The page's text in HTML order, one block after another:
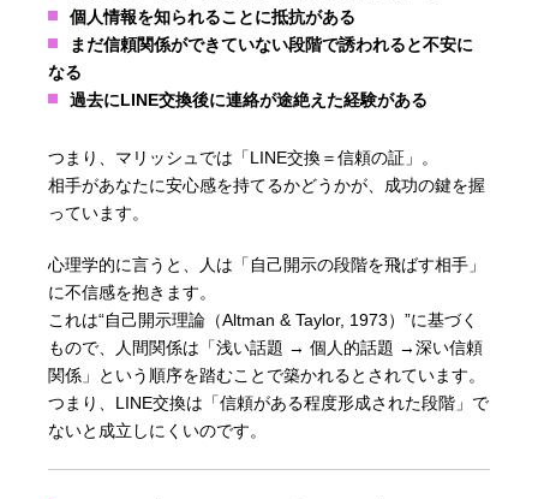
個人情報を知られることに抵抗がある
まだ信頼関係ができていない段階で誘われると不安に
なる
過去にLINE交換後に連絡が途絶えた経験がある
つまり、マリッシュでは「LINE交換＝信頼の証」。
相手があなたに安心感を持てるかどうかが、成功の鍵を握
っています。
心理学的に言うと、人は「自己開示の段階を飛ばす相手」
に不信感を抱きます。
これは“自己開示理論（Altman & Taylor, 1973）”に基づく
もので、人間関係は「浅い話題 → 個人的話題 →深い信頼
関係」という順序を踏むことで築かれるとされています。
つまり、LINE交換は「信頼がある程度形成された段階」で
ないと成立しにくいのです。